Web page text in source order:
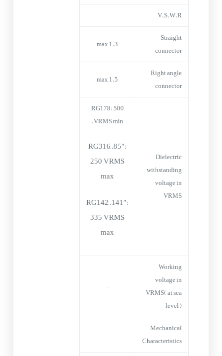
V.S.W.R
Straight
connector
1.3 max
Right angle
connector
1.5 max
Dielectric
withstanding
voltage in
VRMS
RG178: 500
VRMS min.
RG316,.85″:
250 VRMS
max
RG142,.141″:
335 VRMS
max
Working
voltage in
VRMS( at sea
level )
–
Mechanical
Characteristics